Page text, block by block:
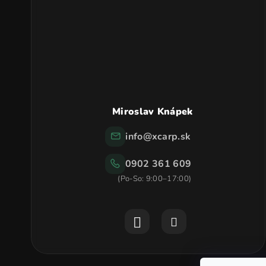
Miroslav Knápek
info@xcarp.sk
0902 361 609